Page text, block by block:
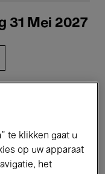
31 Mei 2027
Debatten
te klikken gaat u
op uw apparaat
het